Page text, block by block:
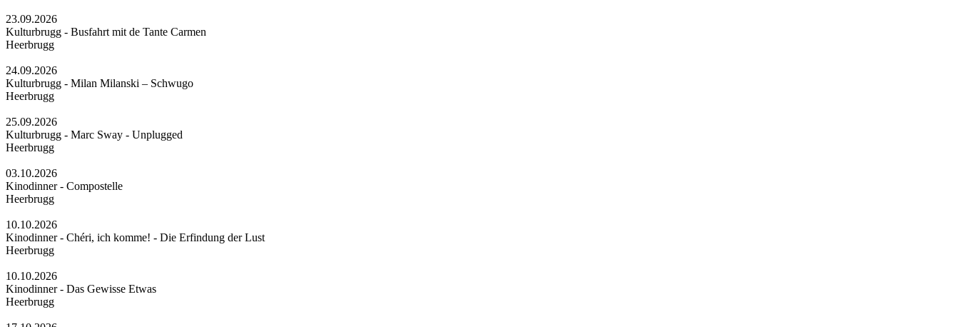
23.09.2026
Kulturbrugg - Busfahrt mit de Tante Carmen
Heerbrugg
24.09.2026
Kulturbrugg - Milan Milanski – Schwugo
Heerbrugg
25.09.2026
Kulturbrugg - Marc Sway - Unplugged
Heerbrugg
03.10.2026
Kinodinner - Compostelle
Heerbrugg
10.10.2026
Kinodinner - Chéri, ich komme! - Die Erfindung der Lust
Heerbrugg
10.10.2026
Kinodinner - Das Gewisse Etwas
Heerbrugg